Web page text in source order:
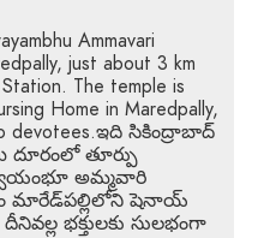
Ammavari
just about 3 km
The temple is
Home in Maredpally,
devotees.ఇది సికింద్రాబాద్
దూరంలో తూర్పు
అమ్మవారి
మారేడ్‌పల్లిలోని షెనాయ్
భక్తులకు సులభంగా